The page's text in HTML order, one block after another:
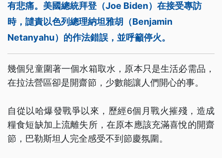
有悲痛。美國總統拜登（Joe Biden）在接受專訪
時，譴責以色列總理納坦雅胡（Benjamin
Netanyahu）的作法錯誤，並呼籲停火。
幾個兒童圍著一個水箱取水，原本只是生活必需品，
在拉法營區卻是開齋節，少數能讓人們開心的事。
自從以哈爆發戰爭以來，歷經6個月戰火摧殘，造成
糧食短缺加上流離失所，在原本應該充滿喜悅的開齋
節，巴勒斯坦人完全感受不到節慶氛圍。